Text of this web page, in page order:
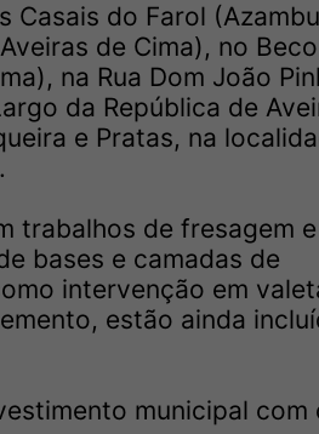
Casais do Farol
de Cima), no
na Rua Dom João
da República de
e Pratas, na
trabalhos de fresagem e
bases e camadas de
intervenção em
estão ainda
municipal com